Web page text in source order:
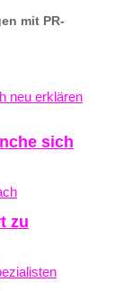
mit PR-
sich
zu